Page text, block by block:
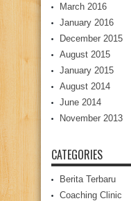
March 2016
January 2016
December 2015
August 2015
January 2015
August 2014
June 2014
November 2013
CATEGORIES
Berita Terbaru
Coaching Clinic